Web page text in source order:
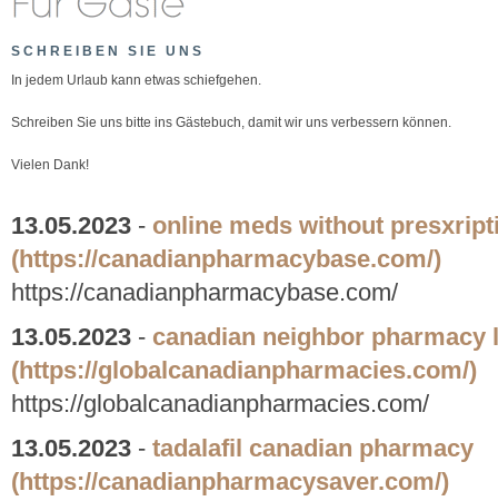
SCHREIBEN SIE UNS
In jedem Urlaub kann etwas schiefgehen.
Schreiben Sie uns bitte ins Gästebuch, damit wir uns verbessern können.
Vielen Dank!
13.05.2023 - online meds without
(https://canadianpharmacybase.com/)
https://canadianpharmacybase.com/
13.05.2023 - canadian neighbor pharmacy
(https://globalcanadianpharmacies.com/)
https://globalcanadianpharmacies.com/
13.05.2023 - tadalafil canadian pharmacy
(https://canadianpharmacysaver.com/)